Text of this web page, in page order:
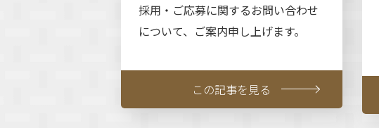
採用・ご応募に関するお問い合わせ
について、ご案内申し上げます。
この記事を見る